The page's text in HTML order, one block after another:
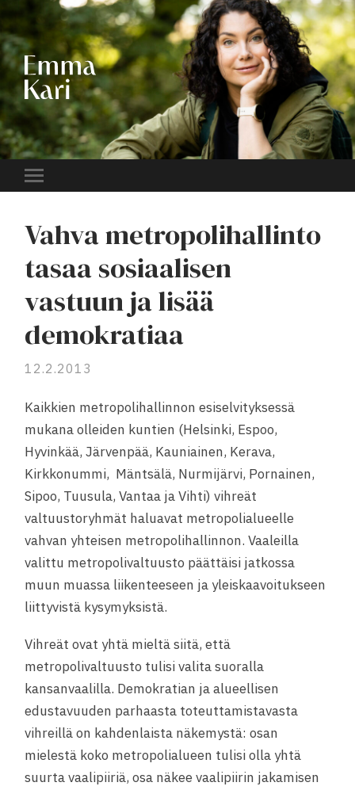
EMMA
KARI
Toggle
Vahva metropolihallinto
tasaa sosiaalisen
vastuun ja lisää
demokratiaa
12.2.2013
Kaikkien metropolihallinnon esiselvityksessä
mukana olleiden kuntien (Helsinki, Espoo,
Hyvinkää, Järvenpää, Kauniainen, Kerava,
Kirkkonummi, Mäntsälä, Nurmijärvi, Pornainen,
Sipoo, Tuusula, Vantaa ja Vihti) vihreät
valtuustoryhmät haluavat metropolialueelle
vahvan yhteisen metropolihallinnon. Vaaleilla
valittu metropolivaltuusto päättäisi jatkossa
muun muassa liikenteeseen ja yleiskaavoitukseen
liittyvistä kysymyksistä.
Vihreät ovat yhtä mieltä siitä, että
metropolivaltuusto tulisi valita suoralla
kansanvaalilla. Demokratian ja alueellisen
edustavuuden parhaasta toteuttamistavasta
vihreillä on kahdenlaista näkemystä: osan
mielestä koko metropolialueen tulisi olla yhtä
suurta vaalipiiriä, osa näkee vaalipiirin jakamisen